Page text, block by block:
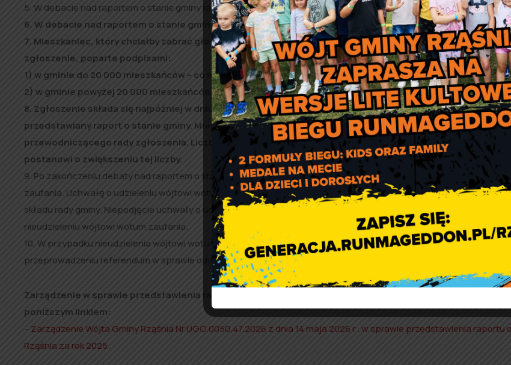
5. W debacie nad raportem o stanie gminy radni zabierają głos bez ograniczeń czasowych.
6. W debacie nad raportem o stanie gminy mieszkańcy gminy mogą zabierać głos.
7. Mieszkaniec, który chciałby zabrać głos w trybie określonym w ust. 6, składa do przewodniczącego rady
zgłoszenie, poparte podpisami:
1) w gminie do 20 000 mieszkańców – co najmniej 20 osób;
2) w gminie powyżej 20 000 mieszkańców – co najmniej 50 osób.
8. Zgłoszenie składa się najpóźniej w dniu poprzedzającym dzień, na który zwołana została sesja, podczas
przedstawiany raport o stanie gminy. Mieszkańcy są dopuszczani do głosu według kolejności otrzymania
przewodniczącego rady zgłoszenia. Liczba mieszkańców mogących zabrać głos w debacie wynosi 15,
postanowi o zwiększeniu tej liczby.
9. Po zakończeniu debaty nad raportem o stanie gminy rada gminy przeprowadza głosowanie nad udzieleniem
zaufania. Uchwałę o udzieleniu wójtowi wotum zaufania rada gminy podejmuje bezwzględną większością głosów
składu rady gminy. Niepodjęcie uchwały o udzieleniu wójtowi wotum zaufania jest równoznaczne z podjęciem
nieudzieleniu wójtowi wotum zaufania.
10. W przypadku nieudzielenia wójtowi wotum zaufania w dwóch kolejnych latach rada gminy może podjąć uchwałę
przeprowadzeniu referendum w sprawie odwołania wójta. Przepisy art. 28a ust. 3 i 5 stosuje się odpowiednio.
Zarządzenie w sprawie przedstawienia raportu o stanie gminy Rząśnia za rok 2025 oraz treść raportu
poniższym linkiem:
– Zarządzenie Wójta Gminy Rząśnia Nr UGO.0050.47.2026 z dnia 14 maja 2026 r . w sprawie przedstawienia raportu
Rząśnia za rok 2025.